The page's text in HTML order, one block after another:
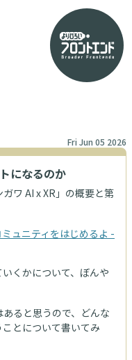
Fri Jun 05 2026
になるのか
ワ AI x XR」の概要と第
ュニティをはじめるよ -
くかについて、ぼんや
ると思うので、どんな
とについて書いてみ